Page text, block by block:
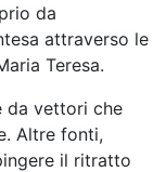
da
attraverso le
Teresa.
da vettori che
Altre fonti,
il ritratto